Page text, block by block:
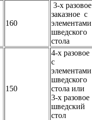
160
3-х разовое
заказное с
элементами
шведского
стола
150
4-х разовое
с
элементами
шведского
стола или
3-х разовое
шведский
стол